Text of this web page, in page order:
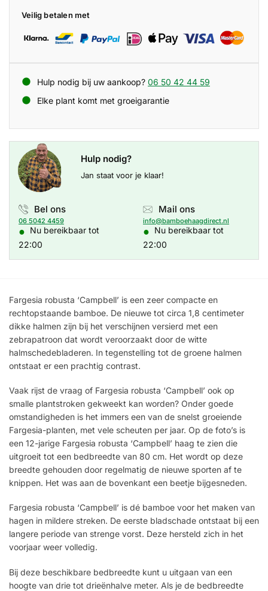
Veilig betalen met
Hulp nodig bij uw aankoop? 06 50 42 44 59
Elke plant komt met groeigarantie
Hulp nodig?
Jan staat voor je klaar!
Bel ons
06 5042 4459
● Nu bereikbaar tot
22:00
Mail ons
info@bamboehaagdirect.nl
● Nu bereikbaar tot
22:00
Fargesia robusta ‘Campbell’ is een zeer compacte en
rechtopstaande bamboe. De nieuwe tot circa 1,8 centimeter
dikke halmen zijn bij het verschijnen versierd met een
zebrapatroon dat wordt veroorzaakt door de witte
halmschedebladeren. In tegenstelling tot de groene halmen
ontstaat er een prachtig contrast.
Vaak rijst de vraag of Fargesia robusta ‘Campbell’ ook op
smalle plantstroken gekweekt kan worden? Onder goede
omstandigheden is het immers een van de snelst groeiende
Fargesia-planten, met vele scheuten per jaar. Op de foto’s is
een 12-jarige Fargesia robusta ‘Campbell’ haag te zien die
uitgroeit tot een bedbreedte van 80 cm. Het wordt op deze
breedte gehouden door regelmatig de nieuwe sporten af ​​te
knippen. Het was aan de bovenkant een beetje bijgesneden.
Fargesia robusta ‘Campbell’ is dé bamboe voor het maken van
hagen in mildere streken. De eerste bladschade ontstaat bij een
langere periode van strenge vorst. Deze hersteld zich in het
voorjaar weer volledig.
Bij deze beschikbare bedbreedte kunt u uitgaan van een
hoogte van drie tot drieënhalve meter. Als je de bedbreedte